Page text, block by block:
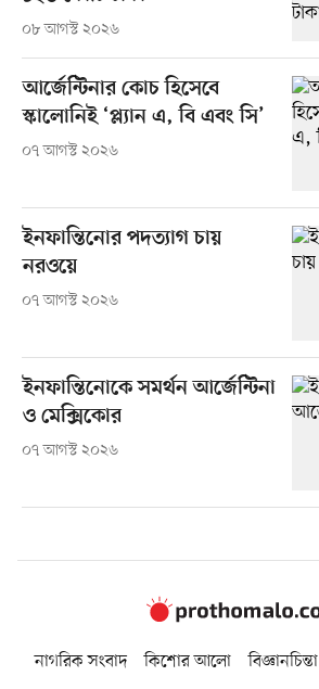
০৮ আগস্ট ২০২৬
আর্জেন্টিনার কোচ হিসেবে
স্কালোনিই ‘প্ল্যান এ, বি এবং সি’
০৭ আগস্ট ২০২৬
ইনফান্তিনোর পদত্যাগ চায়
নরওয়ে
০৭ আগস্ট ২০২৬
ইনফান্তিনোকে সমর্থন আর্জেন্টিনা
ও মেক্সিকোর
০৭ আগস্ট ২০২৬
নাগরিক সংবাদ কিশোর আলো বিজ্ঞানচিন্তা